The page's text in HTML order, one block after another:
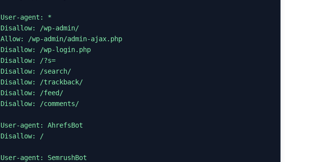
User-agent: *
Disallow: /wp-admin/
Allow: /wp-admin/admin-ajax.php
Disallow: /wp-login.php
Disallow: /?s=
Disallow: /search/
Disallow: /trackback/
Disallow: /feed/
Disallow: /comments/
User-agent: AhrefsBot
Disallow: /
User-agent: SemrushBot